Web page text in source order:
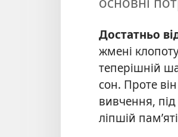
Достатньо
жмені
теперішній
сон. Проте
вивчення,
ліпшій